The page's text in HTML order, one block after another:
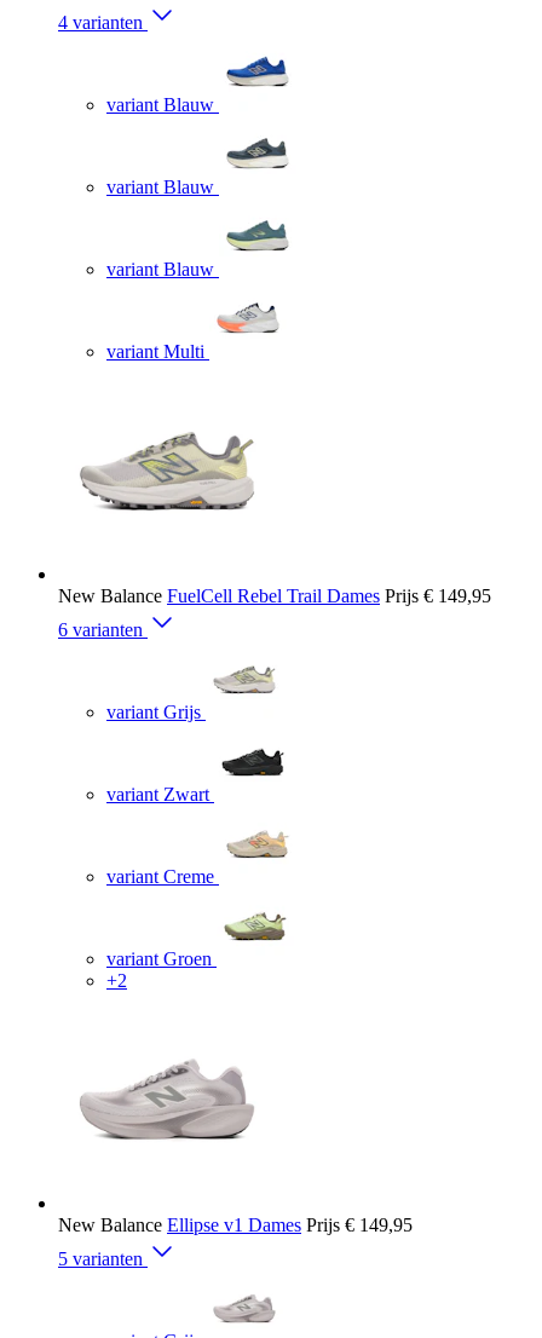
4 varianten
variant Blauw
variant Blauw
variant Blauw
variant Multi
New Balance FuelCell Rebel Trail Dames Prijs € 149,95
6 varianten
variant Grijs
variant Zwart
variant Creme
variant Groen
+2
New Balance Ellipse v1 Dames Prijs € 149,95
5 varianten